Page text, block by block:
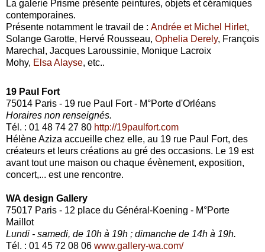
La galerie Prisme présente peintures, objets et céramiques
contemporaines.
Présente notamment le travail de : Andrée et Michel Hirlet,
Solange Garotte, Hervé Rousseau, Ophelia Derely, François
Marechal, Jacques Laroussinie, Monique Lacroix
Mohy, Elsa Alayse, etc..
19 Paul Fort
75014 Paris - 19 rue Paul Fort - M°Porte d'Orléans
Horaires non renseignés.
Tél. : 01 48 74 27 80 http://19paulfort.com
Hélène Aziza accueille chez elle, au 19 rue Paul Fort, des
créateurs et leurs créations au gré des occasions. Le 19 est
avant tout une maison ou chaque évènement, exposition,
concert,... est une rencontre.
WA design Gallery
75017 Paris - 12 place du Général-Koening - M°Porte
Maillot
Lundi - samedi, de 10h à 19h ; dimanche de 14h à 19h.
Tél. : 01 45 72 08 06 www.gallery-wa.com/